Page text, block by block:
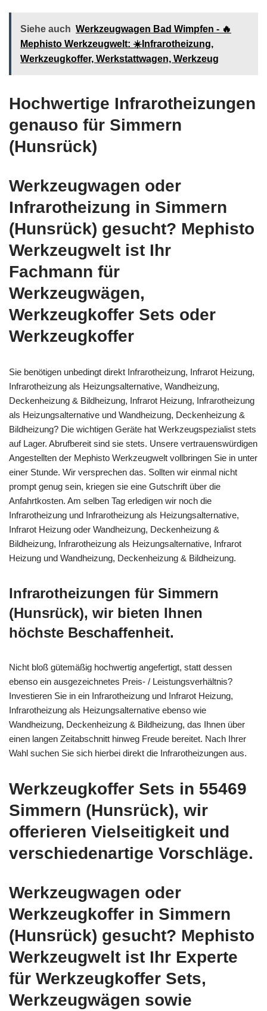
Siehe auch Werkzeugwagen Bad Wimpfen - 🔥
Mephisto Werkzeugwelt: ☀️Infrarotheizung,
Werkzeugkoffer, Werkstattwagen, Werkzeug
Hochwertige Infrarotheizungen
genauso für Simmern
(Hunsrück)
Werkzeugwagen oder
Infrarotheizung in Simmern
(Hunsrück) gesucht? Mephisto
Werkzeugwelt ist Ihr
Fachmann für
Werkzeugwägen,
Werkzeugkoffer Sets oder
Werkzeugkoffer
Sie benötigen unbedingt direkt Infrarotheizung, Infrarot Heizung,
Infrarotheizung als Heizungsalternative, Wandheizung,
Deckenheizung & Bildheizung, Infrarot Heizung, Infrarotheizung
als Heizungsalternative und Wandheizung, Deckenheizung &
Bildheizung? Die wichtigen Geräte hat Werkzeugspezialist stets
auf Lager. Abrufbereit sind sie stets. Unsere vertrauenswürdigen
Angestellten der Mephisto Werkzeugwelt vollbringen Sie in unter
einer Stunde. Wir versprechen das. Sollten wir einmal nicht
prompt genug sein, kriegen sie eine Gutschrift über die
Anfahrtkosten. Am selben Tag erledigen wir noch die
Infrarotheizung und Infrarotheizung als Heizungsalternative,
Infrarot Heizung oder Wandheizung, Deckenheizung &
Bildheizung, Infrarotheizung als Heizungsalternative, Infrarot
Heizung und Wandheizung, Deckenheizung & Bildheizung.
Infrarotheizungen für Simmern
(Hunsrück), wir bieten Ihnen
höchste Beschaffenheit.
Nicht bloß gütemäßig hochwertig angefertigt, statt dessen
ebenso ein ausgezeichnetes Preis- / Leistungsverhältnis?
Investieren Sie in ein Infrarotheizung und Infrarot Heizung,
Infrarotheizung als Heizungsalternative ebenso wie
Wandheizung, Deckenheizung & Bildheizung, das Ihnen über
einen langen Zeitabschnitt hinweg Freude bereitet. Nach Ihrer
Wahl suchen Sie sich hierbei direkt die Infrarotheizungen aus.
Werkzeugkoffer Sets in 55469
Simmern (Hunsrück), wir
offerieren Vielseitigkeit und
verschiedenartige Vorschläge.
Werkzeugwagen oder
Werkzeugkoffer in Simmern
(Hunsrück) gesucht? Mephisto
Werkzeugwelt ist Ihr Experte
für Werkzeugkoffer Sets,
Werkzeugwägen sowie